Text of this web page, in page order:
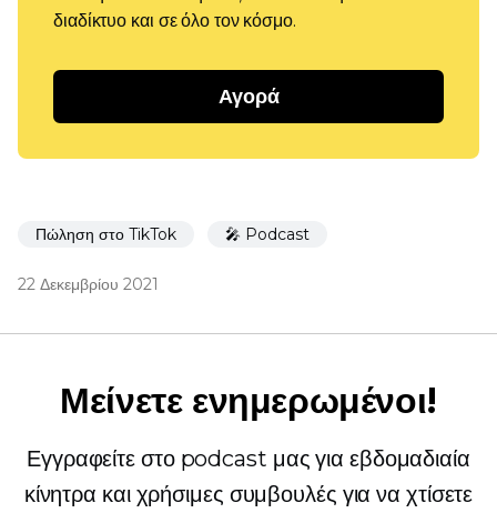
διαδίκτυο και σε όλο τον κόσμο.
Αγορά
Πώληση στο TikTok 🎤 Podcast
22 Δεκεμβρίου 2021
Μείνετε ενημερωμένοι!
Εγγραφείτε στο podcast μας για εβδομαδιαία
κίνητρα και χρήσιμες συμβουλές για να χτίσετε